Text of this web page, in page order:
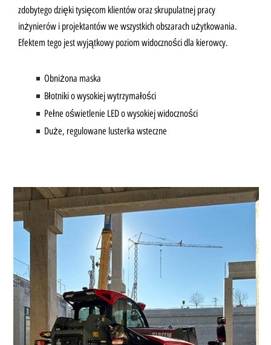
zdobytego dzięki tysięcom klientów oraz skrupulatnej pracy
inżynierów i projektantów we wszystkich obszarach użytkowania.
Efektem tego jest wyjątkowy poziom widoczności dla kierowcy.
Obniżona maska
Błotniki o wysokiej wytrzymałości
Pełne oświetlenie LED o wysokiej widoczności
Duże, regulowane lusterka wsteczne